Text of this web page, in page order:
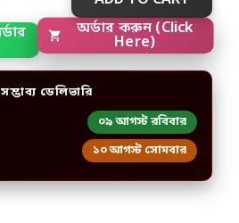
অর্ডার করুন (Click
Here)
ডেলিভারি
০৯ আগস্ট রবিবার
১০ আগস্ট সোমবার